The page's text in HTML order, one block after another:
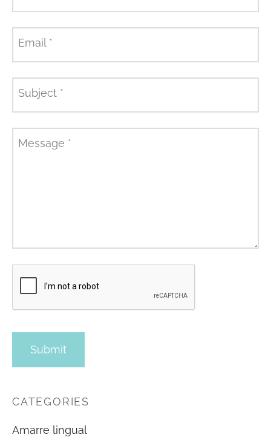
Email *
Subject *
Message *
CATEGORIES
Amarre lingual